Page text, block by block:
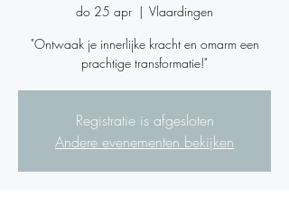
do 25 apr
  |
Vlaardingen
"Ontwaak je innerlijke kracht en omarm een
prachtige transformatie!"
Registratie is afgesloten
Andere evenementen bekijken